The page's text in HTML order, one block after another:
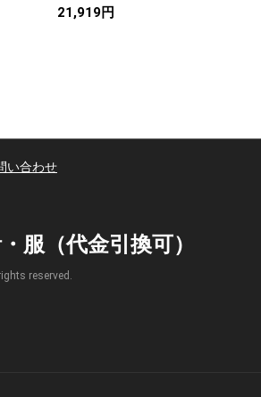
21,919円
い合わせ
服（代金引換可）
reserved.